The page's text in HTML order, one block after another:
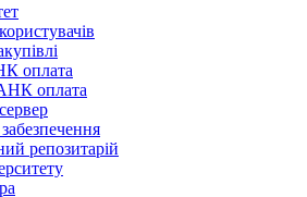
оплата
оплата
репозитарій